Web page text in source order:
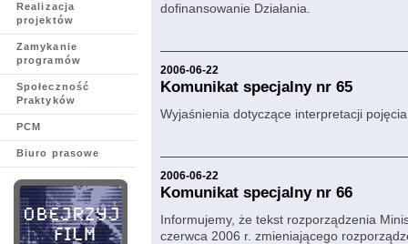
Realizacja
projektów
Zamykanie
programów
Społeczność
Praktyków
PCM
Biuro prasowe
dofinansowanie Działania.
2006-06-22
Komunikat specjalny nr 65
Wyjaśnienia dotyczące interpretacji
2006-06-22
Komunikat specjalny nr 66
Informujemy, że tekst rozporządzenia
czerwca 2006 r. zmieniającego